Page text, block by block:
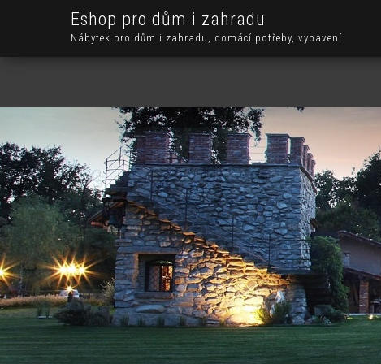
Eshop pro dům i zahradu
Nábytek pro dům i zahradu, domácí potřeby, vybavení